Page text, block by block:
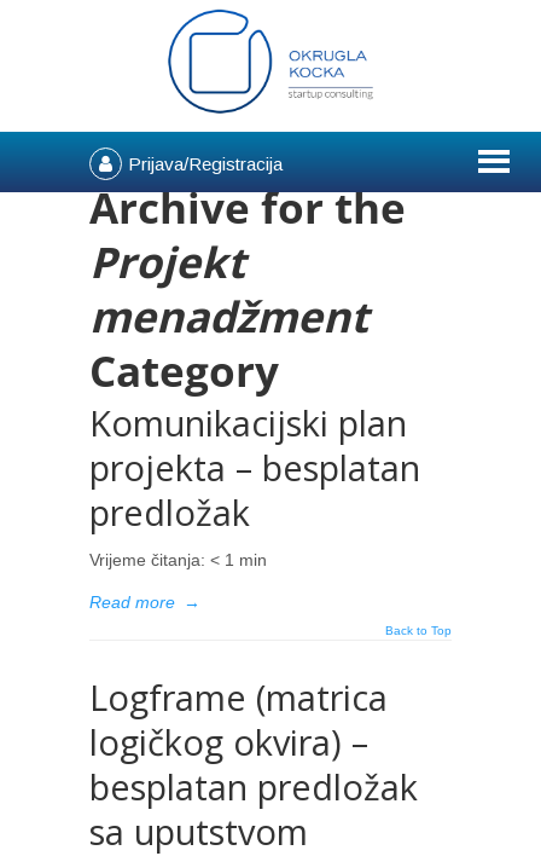
Prijava/Registracija
Archive for the
Projekt
menadžment
Category
Komunikacijski plan
projekta – besplatan
predložak
Vrijeme čitanja: < 1 min
Read more →
Back to Top
Logframe (matrica
logičkog okvira) –
besplatan predložak
sa uputstvom